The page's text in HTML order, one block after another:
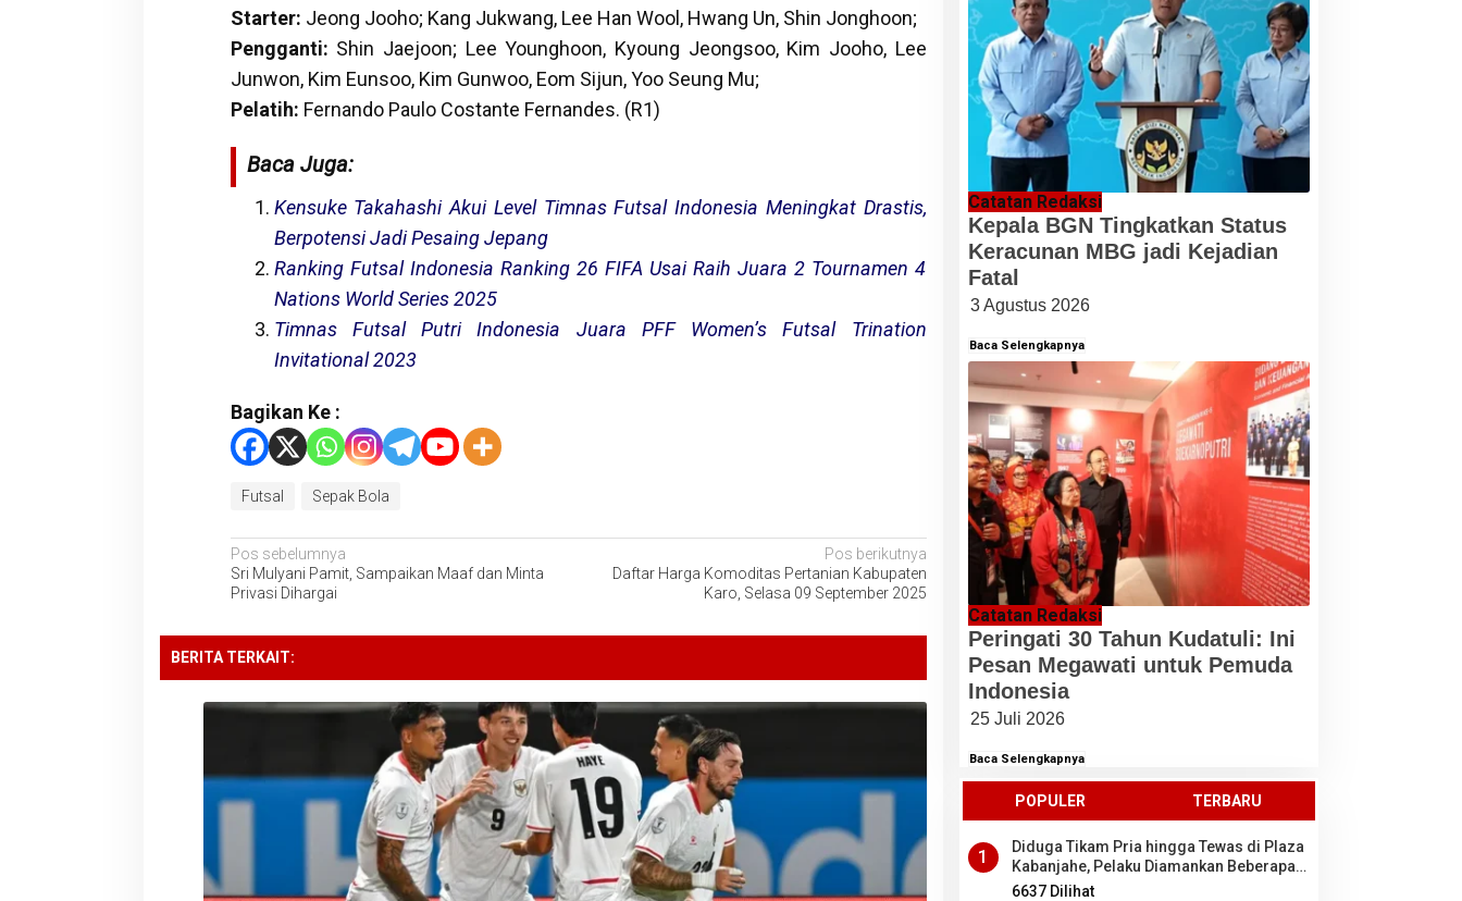
Starter: Jeong Jooho; Kang Jukwang, Lee Han Wool, Hwang Un, Shin Jonghoon;
Pengganti: Shin Jaejoon; Lee Younghoon, Kyoung Jeongsoo, Kim Jooho, Lee
Junwon, Kim Eunsoo, Kim Gunwoo, Eom Sijun, Yoo Seung Mu;
Pelatih: Fernando Paulo Costante Fernandes. (R1)
Baca Juga:
Kensuke Takahashi Akui Level Timnas Futsal Indonesia Meningkat Drastis,
Berpotensi Jadi Pesaing Jepang
Ranking Futsal Indonesia Ranking 26 FIFA Usai Raih Juara 2 Tournamen 4
Nations World Series 2025
Timnas Futsal Putri Indonesia Juara PFF Women’s Futsal Trination
Invitational 2023
Bagikan Ke :
Futsal Sepak Bola
Navigasi
pos
Pos sebelumnya
Sri Mulyani Pamit, Sampaikan Maaf dan Minta
Privasi Dihargai
Pos berikutnya
Daftar Harga Komoditas Pertanian Kabupaten
Karo, Selasa 09 September 2025
BERITA TERKAIT:
Catatan Redaksi
Kepala BGN Tingkatkan Status
Keracunan MBG jadi Kejadian
Fatal
3 Agustus 2026
Baca Selengkapnya
Catatan Redaksi
Peringati 30 Tahun Kudatuli: Ini
Pesan Megawati untuk Pemuda
Indonesia
25 Juli 2026
Baca Selengkapnya
POPULER TERBARU
1
Diduga Tikam Pria hingga Tewas di Plaza
Kabanjahe, Pelaku Diamankan Beberapa
Menit Setelah Kejadian, Ini Motifnya
6637 Dilihat